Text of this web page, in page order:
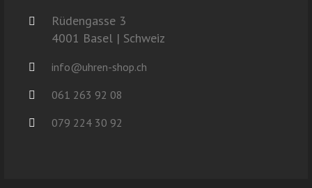
Rüdengasse 3
4001 Basel | Schweiz
info@uhren-shop.ch
061 263 92 08
079 224 30 92